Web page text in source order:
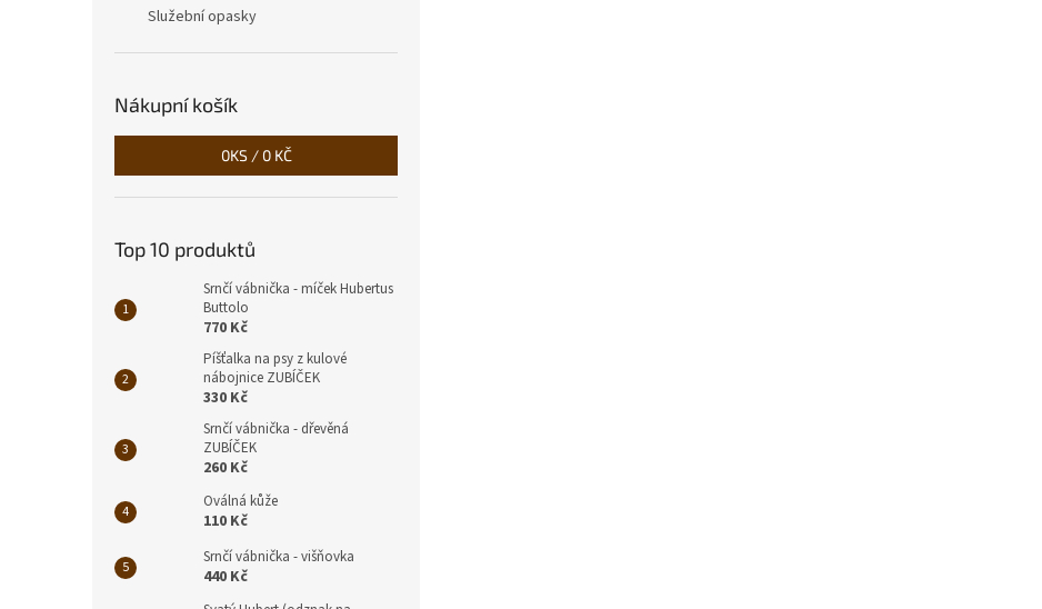
Služební opasky
Nákupní košík
0KS / 0 KČ
Top 10 produktů
Srnčí vábnička - míček Hubertus
Buttolo
770 Kč
Píšťalka na psy z kulové
nábojnice ZUBÍČEK
330 Kč
Srnčí vábnička - dřevěná
ZUBÍČEK
260 Kč
Oválná kůže
110 Kč
Srnčí vábnička - višňovka
440 Kč